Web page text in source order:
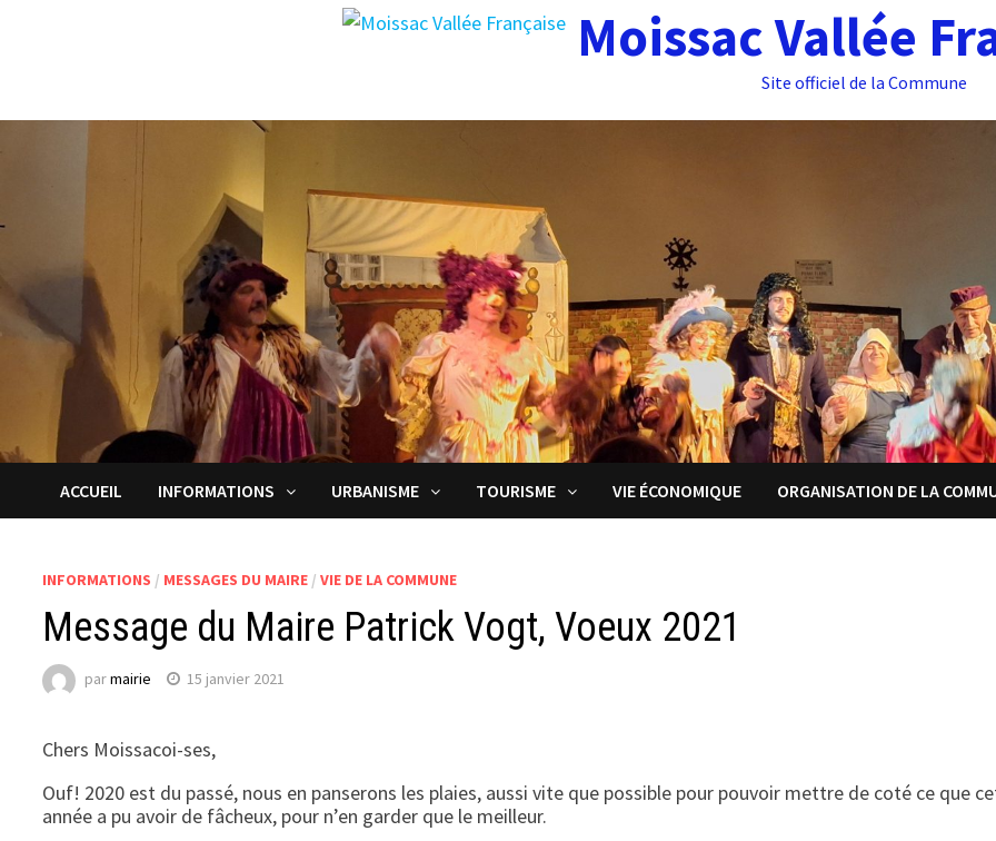
Moissac Vallée
Site officiel de la Commune
ACCUEIL INFORMATIONS URBANISME TOURISME VIE ÉCONOMIQUE ORGANISATION DE LA
INFORMATIONS / MESSAGES DU MAIRE /VIE DE LA COMMUNE
Message du Maire Patrick Vogt, Voeux 2021
parmairie 15 janvier 2021
Chers Moissacoi-ses,
Ouf! 2020 est du passé, nous en panserons les plaies, aussi vite que possible pour pouvoir mettre de coté ce que
année a pu avoir de fâcheux, pour n’en garder que le meilleur.